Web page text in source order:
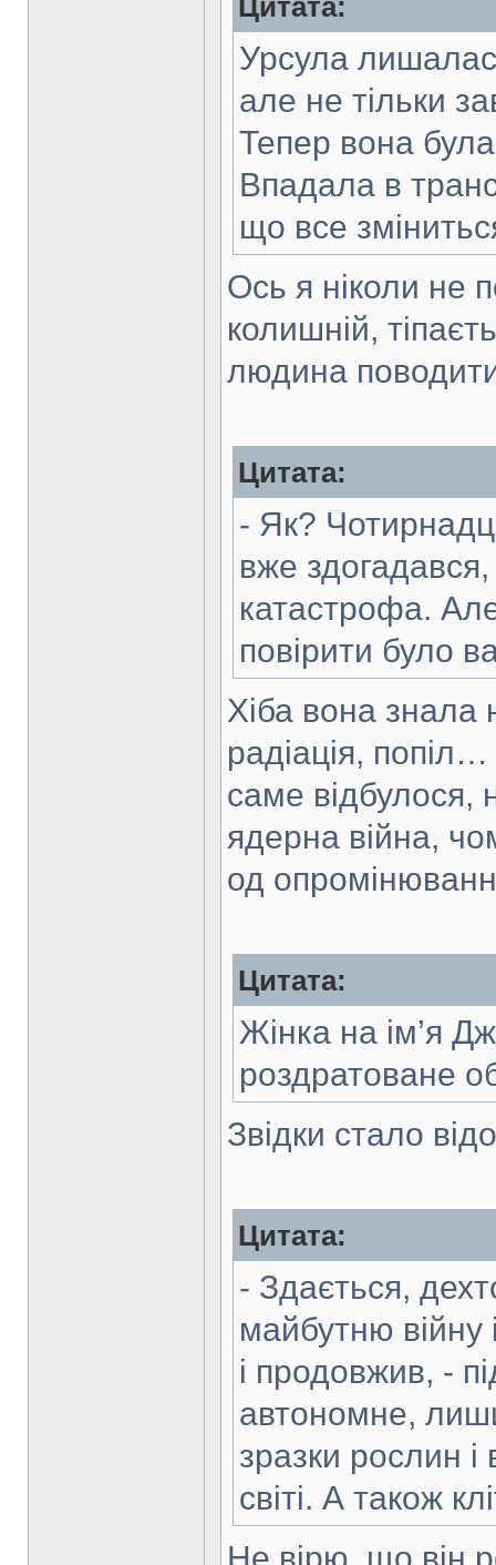
Цитата:
Урсула
але не тільки
Тепер вона
Впадала в
що все
Ось я ніколи не
колишній,
людина
Цитата:
- Як?
вже здогадався,
катастрофа.
повірити було
Хіба вона
радіація,
саме
ядерна війна,
од
Цитата:
Жінка на ім’я
роздратоване
Звідки стало
Цитата:
- Здається,
майбутню війну
і продовжив, -
автономне,
зразки рослин
світі. А також